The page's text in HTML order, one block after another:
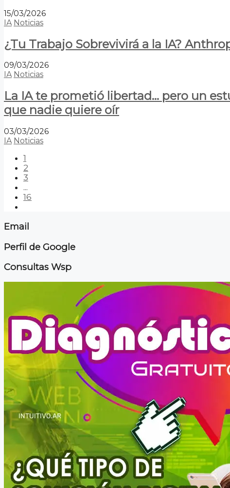
15/03/2026
IA Noticias
¿Tu Trabajo Sobrevivirá a la IA?
09/03/2026
IA Noticias
La IA te prometió libertad… pero un
que nadie quiere oír
03/03/2026
IA Noticias
1
2
3
...
16
Email
Perfil de Google
Consultas Wsp